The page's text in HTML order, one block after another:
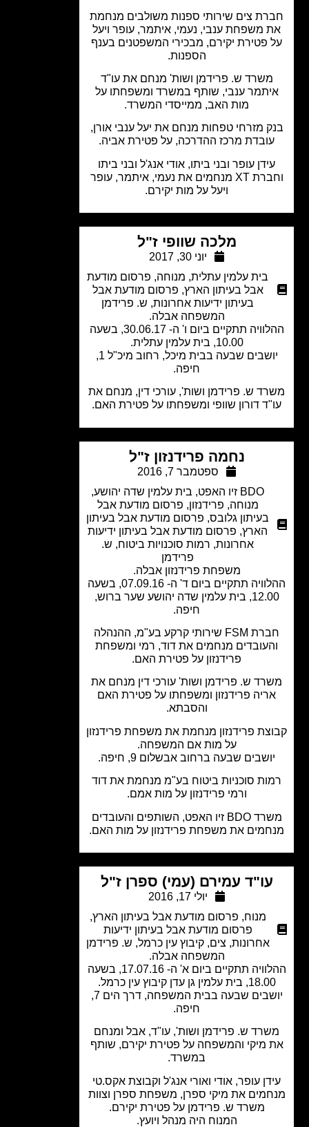
צים שירותי ספנות משולבים מנחמת
משפחת ענבי, נעמי, איתמר, עופר ויעל
פטירת יקירם, מבכירי המשפטנים בענף
הספנות.
משרד ש. פרידמן ושות' מנחם את עו"ד
ענבי, שותף במשרד ומשפחתו על
מות האב, ממייסדי המשרד.
מזרחי טפחות מנחם את יעל ענבי אורן,
מרכז ההדרכה, על פטירת אביה.
עופר ובני ביתו, אודי אנג'ל ובני ביתו
וחברת XT מנחמים את נעמי, איתמר, עופר
ויעל על מות יקירם.
מלכה שוופי ז"ל
בית עלמין עתלית, מנוחה, פרסום מודעת
אבל בעיתון הארץ,פרסום מודעת אבל
בעיתון ידיעות אחרונות,ש. פרידמן
המשפחה אבלה.
ההלוויה תתקיים ביום ו' ה- 30.06.17, בשעה
יושבים שבעה בבית מיכל, רחוב מיכ"ל 1,
ש. פרידמן ושות', עורכי דין, מנחם את
דורון שוופי ומשפחתו על פטירת האם.
נחמה פרידנזון ז"ל
ספטמבר 7, 2016
, בית עלמין שדה יהושע,
פרידנזון ,פרסום מודעת אבל
בעיתון גלובס, פרסום מודעת אבל בעיתון
הארץ,
פרסום מודעת אבל בעיתון ידיעות
אחרונות,רמות סוכנויות ביטוח,ש.
משפחת פרידנזון אבלה.
ההלוויה תתקיים ביום ד' ה- 07.09.16, בשעה
12.00, בית עלמין שדה יהושע שער ברוש,
חברת FSM שירותי קרקע בע"מ, ההנהלה
מנחמים את דוד, רמי ומשפחת
פרידנזון על פטירת האם.
ש. פרידמן ושות' עורכי דין מנחם את
פרידנזון ומשפחתו על פטירת האם
והסבתא.
פרידנזון מנחמת את משפחת פרידנזון
על מות אם המשפחה.
שבעה ברחוב אבשלום 9, חיפה.
סוכניות ביטוח בע"מ מנחמת את דוד
ורמי פרידנזון על מות אמם.
משרד BDO זיו האפט, השותפים והעובדים
את משפחת פרידנזון על מות האם.
עו"ד עמירם (עמי) ספרן ז"ל
פרסום מודעת אבל בעיתון הארץ,
פרסום מודעת אבל בעיתון ידיעות
אחרונות,צים,קיבוץ עין כרמל,ש. פרידמן
המשפחה אבלה.
ההלוויה תתקיים ביום א' ה- 17.07.16, בשעה
יושבים שבעה בבית המשפחה, דרך הים 7,
ש. פרידמן ושות', עו"ד, אבל ומנחם
מיקי והמשפחה על פטירת יקירם, שותף
במשרד.
עופר, אודי ואורי אנג'ל וקבוצת אקס.טי
את מיקי ספרן, משפחת ספרן וצוות
משרד ש. פרידמן על פטירת יקירם.
המנוח היה מנהל ויועץ.